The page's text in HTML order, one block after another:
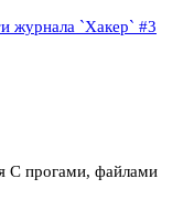
журнала `Хакер` #3
С прогами, файлами